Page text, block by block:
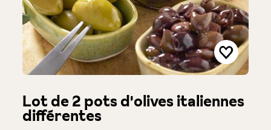
Lot de 2 pots d'olives italiennes
différentes